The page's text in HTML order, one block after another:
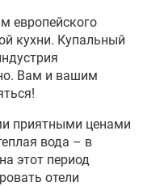
европейского
кухни. Купальный
Вам и вашим
приятными ценами
вода – в
этот период
отели